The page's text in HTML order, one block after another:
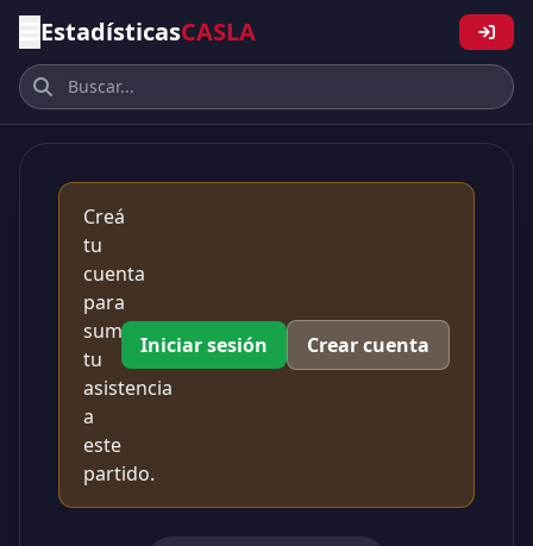
EstadísticasCASLA
Creá
tu
cuenta
para
sumar
tu
asistencia
a
este
partido.
Iniciar sesión Crear cuenta